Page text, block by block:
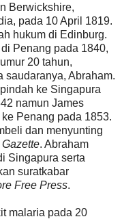
Berwickshire,
pada 10 April 1819.
hukum di Edinburg.
Penang pada 1840,
20 tahun,
saudaranya, Abraham.
ke Singapura
namun James
ke Penang pada 1853.
dan menyunting
. Abraham
Singapura serta
suratkabar
Free Press.
malaria pada 20